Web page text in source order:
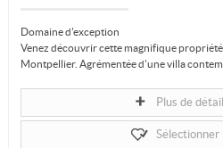
Domaine d'exception
Venez découvrir cette magnifique
Montpellier. Agrémentée d'une villa
Plus de
Sélectionner